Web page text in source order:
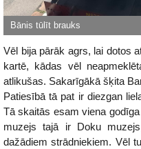
Vēl bija pārāk agrs, lai dotos
kartē, kādas vēl
atlikušas. Sakarīgākā šķita
Patiesībā tā pat ir diezgan
Tā skaitās esam viena
muzejs tajā ir Doku
dažādiem strādniekiem. Vēl